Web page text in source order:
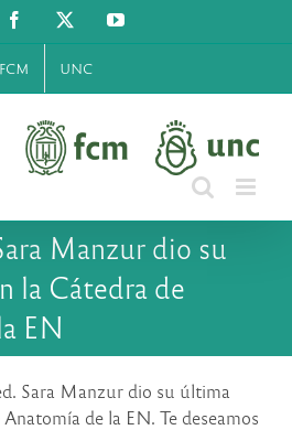
Facebook YouTube
FCM UNC
Manzur dio su
la Cátedra de
EN
Sara Manzur dio su última
de la EN. Te deseamos